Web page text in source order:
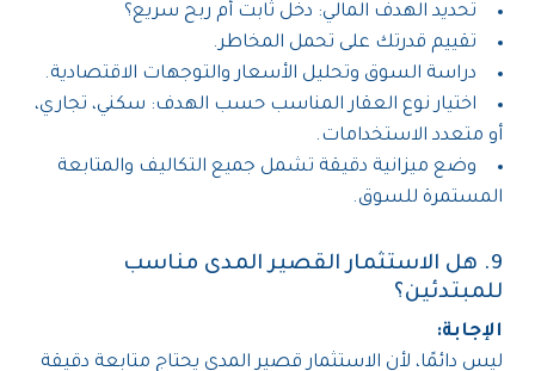
تحديد الهدف المالي: دخل ثابت أم ربح سريع؟
تقييم قدرتك على تحمل المخاطر.
دراسة السوق وتحليل الأسعار والتوجهات الاقتصادية.
اختيار نوع العقار المناسب حسب الهدف: سكني، تجاري،
أو متعدد الاستخدامات.
وضع ميزانية دقيقة تشمل جميع التكاليف والمتابعة
المستمرة للسوق.
9. هل الاستثمار القصير المدى مناسب
للمبتدئين؟
الإجابة:
ليس دائمًا، لأن الاستثمار قصير المدى يحتاج متابعة دقيقة